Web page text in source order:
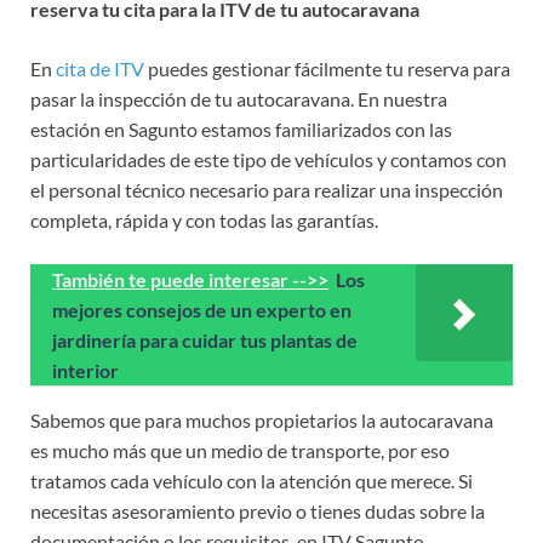
reserva tu cita para la ITV de tu autocaravana
En cita de ITV puedes gestionar fácilmente tu reserva para
pasar la inspección de tu autocaravana. En nuestra
estación en Sagunto estamos familiarizados con las
particularidades de este tipo de vehículos y contamos con
el personal técnico necesario para realizar una inspección
completa, rápida y con todas las garantías.
También te puede interesar -->> Los
mejores consejos de un experto en
jardinería para cuidar tus plantas de
interior
Sabemos que para muchos propietarios la autocaravana
es mucho más que un medio de transporte, por eso
tratamos cada vehículo con la atención que merece. Si
necesitas asesoramiento previo o tienes dudas sobre la